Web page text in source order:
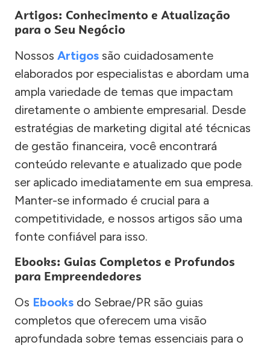
Artigos: Conhecimento e Atualização
para o Seu Negócio
Nossos Artigos são cuidadosamente
elaborados por especialistas e abordam uma
ampla variedade de temas que impactam
diretamente o ambiente empresarial. Desde
estratégias de marketing digital até técnicas
de gestão financeira, você encontrará
conteúdo relevante e atualizado que pode
ser aplicado imediatamente em sua empresa.
Manter-se informado é crucial para a
competitividade, e nossos artigos são uma
fonte confiável para isso.
Ebooks: Guias Completos e Profundos
para Empreendedores
Os Ebooks do Sebrae/PR são guias
completos que oferecem uma visão
aprofundada sobre temas essenciais para o